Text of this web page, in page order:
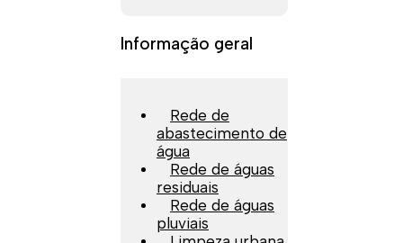
Informação geral
Rede de
abastecimento de
água
Rede de águas
residuais
Rede de águas
pluviais